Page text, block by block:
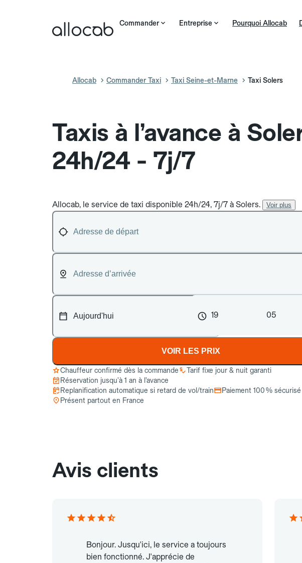
Commander Entreprise Pourquoi Allocab
Allocab Commander Taxi Taxi Seine-et-Marne Taxi Solers
Taxis à l’avance à
24h/24 - 7j/7
Allocab, le service de taxi disponible 24h/24, 7j/7 à Solers. Voir plus
19 05
VOIR LES PRIX
Chauffeur confirmé dès la commande
Tarif fixe jour & nuit garanti
Réservation jusqu’à 1 an à l’avance
Replanification automatique si retard de vol/train
Paiement 100 % sécurisé
Présent partout en France
Avis clients
Bonjour. Jusqu'ici, le service a toujours
bien fonctionné. J'apprécie de